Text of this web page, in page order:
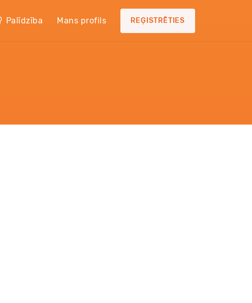
Palīdzība Mans profils REĢISTRĒTIES